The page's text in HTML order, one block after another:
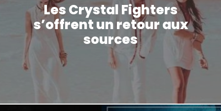
Les Crystal Fighters
s’offrent un retour aux
sources